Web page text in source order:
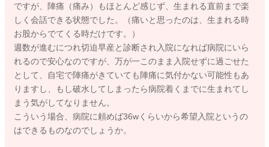
ですが、陣痛（痛み）もほとんど感じず、生まれる直前まで楽
しく会話できる状態でした。（痛いと思ったのは、生まれる時
お股からでてくる時だけです。）
週数が進むにつれ切迫早産と診断され入院になれば病院にいら
れるので安心なのですが、万が一このまま入院せずに過ごせた
として、自宅で陣痛がきていても陣痛に気付かない可能性もあ
りますし、もし破水してしまったら病院着くまでに生まれてし
まう気がしてなりません。
こういう場合、病院に頼めば36wくらいから希望入院というの
はできるものなのでしょうか。